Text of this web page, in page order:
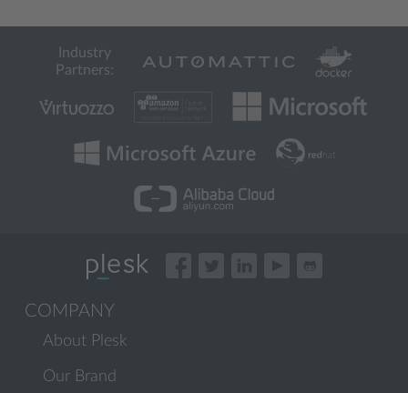
Industry
Partners:
COMPANY
About Plesk
Our Brand